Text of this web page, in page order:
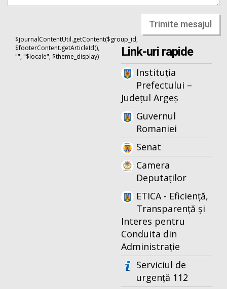
Trimite mesajul
$journalContentUtil.getContent($group_id,
$footerContent.getArticleId(),
"", "$locale", $theme_display)
Link-uri rapide
Instituția
Prefectului –
Județul Argeș
Guvernul
Romaniei
Senat
Camera
Deputaților
ETICA - Eficiență,
Transparență și
Interes pentru
Conduita din
Administrație
Serviciul de
urgență 112